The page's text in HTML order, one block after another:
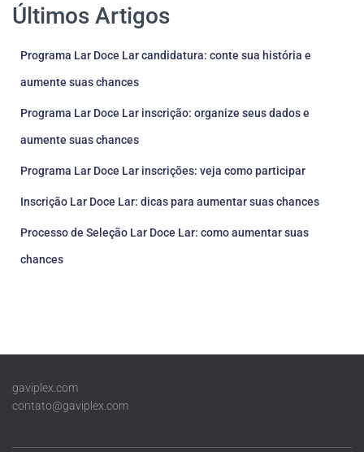
Últimos Artigos
Programa Lar Doce Lar candidatura: conte sua história e
aumente suas chances
Programa Lar Doce Lar inscrição: organize seus dados e
aumente suas chances
Programa Lar Doce Lar inscrições: veja como participar
Inscrição Lar Doce Lar: dicas para aumentar suas chances
Processo de Seleção Lar Doce Lar: como aumentar suas
chances
gaviplex.com
contato@gaviplex.com